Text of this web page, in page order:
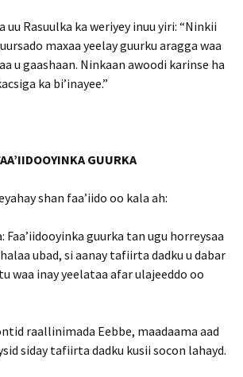
uu Rasuulka ka weriyey inuu yiri: “Ninkii
maxaa yeelay guurku aragga waa
u gaashaan. Ninkaan awoodi karinse ha
ka bi’inayee.”
GUURKA
shan faa’iido oo kala ah:
guurka tan ugu horreysaa
ubad, si aanay tafiirta dadku u dabar
waa inay yeelataa afar ulajeeddo oo
raallinimada Eebbe, maadaama aad
siday tafiirta dadku kusii socon lahayd.